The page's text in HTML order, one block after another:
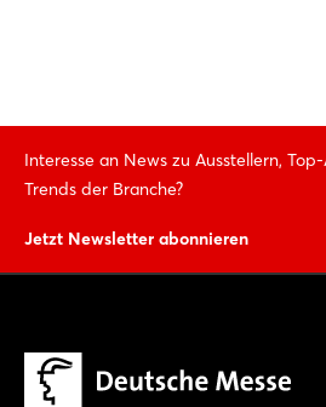
Interesse an News zu Ausstellern,
Trends der Branche?
Jetzt Newsletter abonnieren